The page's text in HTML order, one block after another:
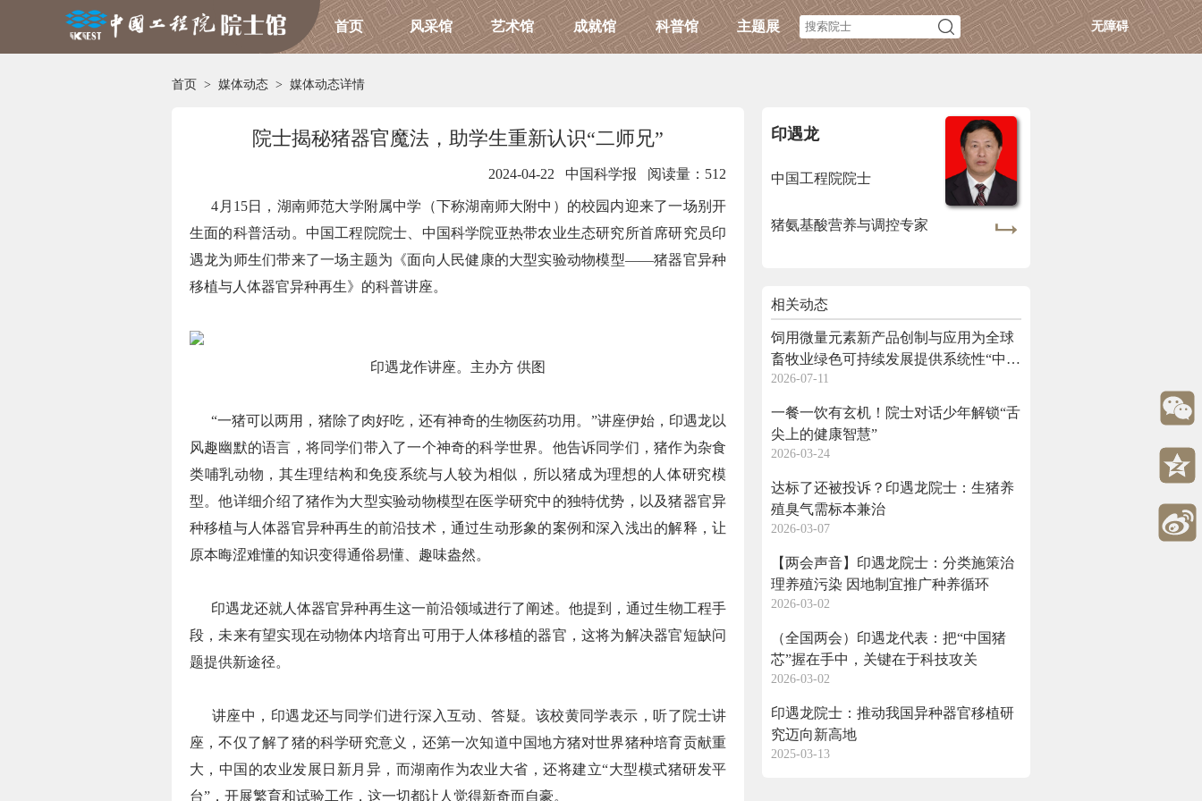
首页 风采馆 艺术馆 成就馆 科普馆 主题展 无障碍
首页 > 媒体动态 > 媒体动态详情
院士揭秘猪器官魔法，助学生重新认识“二师兄”
2024-04-22 中国科学报 阅读量：512
4月15日，湖南师范大学附属中学（下称湖南师大附中）的校园内迎来了一场别开
生面的科普活动。中国工程院院士、中国科学院亚热带农业生态研究所首席研究员印
遇龙为师生们带来了一场主题为《面向人民健康的大型实验动物模型——猪器官异种
移植与人体器官异种再生》的科普讲座。
印遇龙作讲座。主办方 供图
“一猪可以两用，猪除了肉好吃，还有神奇的生物医药功用。”讲座伊始，印遇龙以
风趣幽默的语言，将同学们带入了一个神奇的科学世界。他告诉同学们，猪作为杂食
类哺乳动物，其生理结构和免疫系统与人较为相似，所以猪成为理想的人体研究模
型。他详细介绍了猪作为大型实验动物模型在医学研究中的独特优势，以及猪器官异
种移植与人体器官异种再生的前沿技术，通过生动形象的案例和深入浅出的解释，让
原本晦涩难懂的知识变得通俗易懂、趣味盎然。
印遇龙还就人体器官异种再生这一前沿领域进行了阐述。他提到，通过生物工程手
段，未来有望实现在动物体内培育出可用于人体移植的器官，这将为解决器官短缺问
题提供新途径。
讲座中，印遇龙还与同学们进行深入互动、答疑。该校黄同学表示，听了院士讲
座，不仅了解了猪的科学研究意义，还第一次知道中国地方猪对世界猪种培育贡献重
大，中国的农业发展日新月异，而湖南作为农业大省，还将建立“大型模式猪研发平
台”，开展繁育和试验工作，这一切都让人觉得新奇而自豪。
印遇龙
中国工程院院士
猪氨基酸营养与调控专家
相关动态
饲用微量元素新产品创制与应用为全球
畜牧业绿色可持续发展提供系统性“中国
方案”
2026-07-11
一餐一饮有玄机！院士对话少年解锁“舌
尖上的健康智慧”
2026-03-24
达标了还被投诉？印遇龙院士：生猪养
殖臭气需标本兼治
2026-03-07
【两会声音】印遇龙院士：分类施策治
理养殖污染 因地制宜推广种养循环
2026-03-02
（全国两会）印遇龙代表：把“中国猪
芯”握在手中，关键在于科技攻关
2026-03-02
印遇龙院士：推动我国异种器官移植研
究迈向新高地
2025-03-13